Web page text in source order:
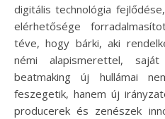
digitális technológia
elérhetősége
téve, hogy bárki, aki
némi alapismerettel,
beatmaking új hullámai
feszegetik, hanem új
producerek és zenészek